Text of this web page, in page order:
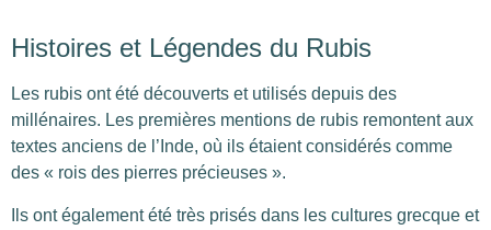
Histoires et Légendes du Rubis
Les rubis ont été découverts et utilisés depuis des
millénaires. Les premières mentions de rubis remontent aux
textes anciens de l’Inde, où ils étaient considérés comme
des « rois des pierres précieuses ».
Ils ont également été très prisés dans les cultures grecque et